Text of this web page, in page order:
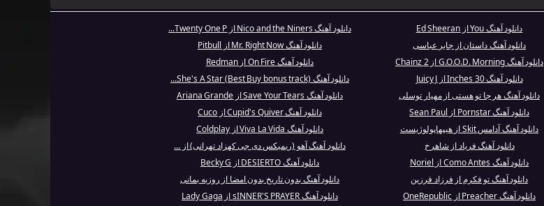
دانلود آهنگ You از Ed Sheeran
دانلود آهنگ Nico and the Niners از Twenty One P...
دانلود آهنگ داستان از جابر عباسی
دانلود آهنگ Mr. Right Now از Pitbull
دانلود آهنگ G.O.O.D. Morning از 2 Chainz
دانلود آهنگ On Fire از Redman
دانلود آهنگ 30 Inches از Juicy J
دانلود آهنگ She's A Star (Best Buy bonus track)...
دانلود آهنگ هر جا تو هستی از مهیار توسلی
دانلود آهنگ Save Your Tears از Ariana Grande
دانلود آهنگ Pornstar از Sean Paul
دانلود آهنگ Cupid's Quiver از Cuco
دانلود آهنگ آدامس Skit از هیپهاپولوژیست
دانلود آهنگ Viva La Vida از Coldplay
دانلود آهنگ فریاد از شاهرخ
دانلود آهنگ آهو (ریمیکس دی جی کهزاد تهرانی) از ...
دانلود آهنگ Como Antes از Noriel
دانلود آهنگ DESIERTO از Becky G
دانلود آهنگ تو فکرم از فرزاد فرزین
دانلود آهنگ بدون تاریخ بدون امضا از روزبه بمانی
دانلود آهنگ Preacher از OneRepublic
دانلود آهنگ sINNER'S PRAYER از Lady Gaga